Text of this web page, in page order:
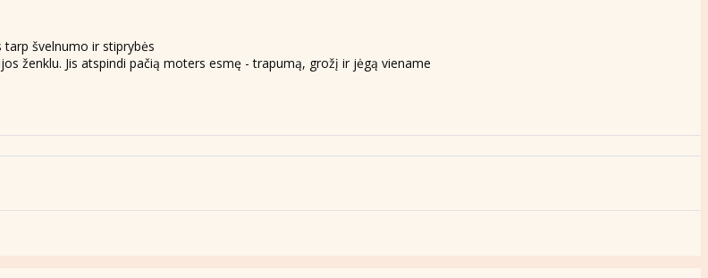
švelnumo ir stiprybės
ženklu. Jis atspindi pačią moters esmę - trapumą, grožį ir jėgą viename